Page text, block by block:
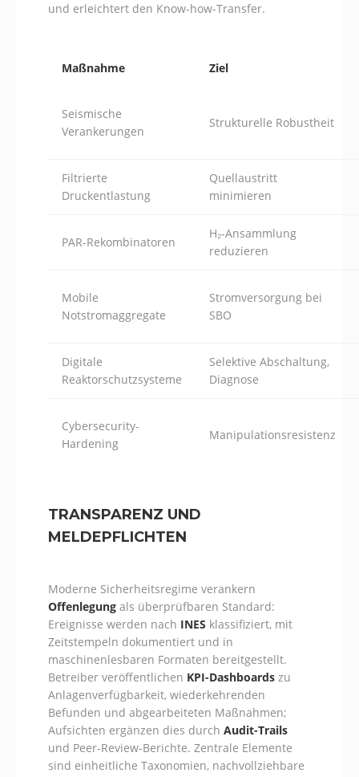
und erleichtert den Know-how-Transfer.
Maßnahme Ziel
Seismische
Verankerungen
Strukturelle Robustheit
Filtrierte
Druckentlastung
Quellaustritt
minimieren
PAR-Rekombinatoren
H₂-Ansammlung
reduzieren
Mobile
Notstromaggregate
Stromversorgung bei
SBO
Digitale
Reaktorschutzsysteme
Selektive Abschaltung,
Diagnose
Cybersecurity-
Hardening
Manipulationsresistenz
TRANSPARENZ UND
MELDEPFLICHTEN
Moderne Sicherheitsregime verankern
Offenlegung als überprüfbaren Standard:
Ereignisse werden nach INES klassifiziert, mit
Zeitstempeln dokumentiert und in
maschinenlesbaren Formaten bereitgestellt.
Betreiber veröffentlichen KPI-Dashboards zu
Anlagenverfügbarkeit, wiederkehrenden
Befunden und abgearbeiteten Maßnahmen;
Aufsichten ergänzen dies durch Audit-Trails
und Peer-Review-Berichte. Zentrale Elemente
sind einheitliche Taxonomien, nachvollziehbare